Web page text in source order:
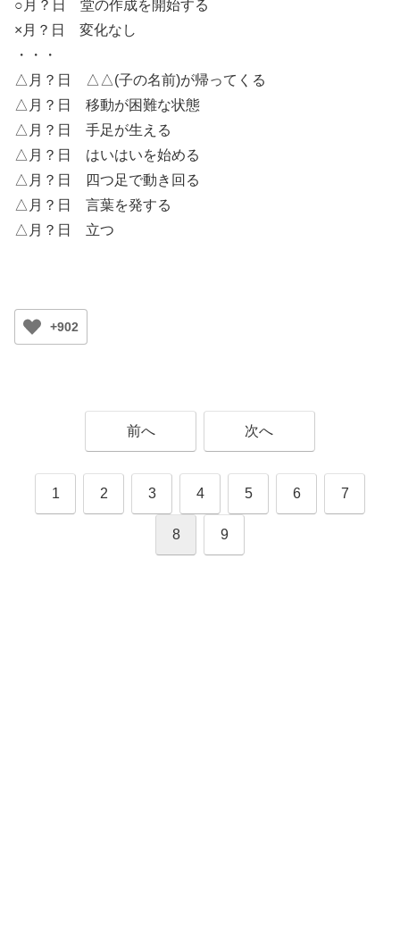
○月？日 堂の作成を開始する
×月？日 変化なし
・・・
△月？日 △△(子の名前)が帰ってくる
△月？日 移動が困難な状態
△月？日 手足が生える
△月？日 はいはいを始める
△月？日 四つ足で動き回る
△月？日 言葉を発する
△月？日 立つ
+902
前へ 次へ
1 2 3 4 5 6 7
8 9